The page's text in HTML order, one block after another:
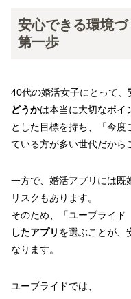
安心できる環境
第一歩
40代の婚活女子にとって、
どうかは本当に大切なポイ
とした目標を持ち、「今度
ている方が多い世代だから
一方で、婚活アプリには既
リスクもあります。
そのため、「ユーブライド
したアプリ を選ぶことが、
なります。
ユーブライドでは、